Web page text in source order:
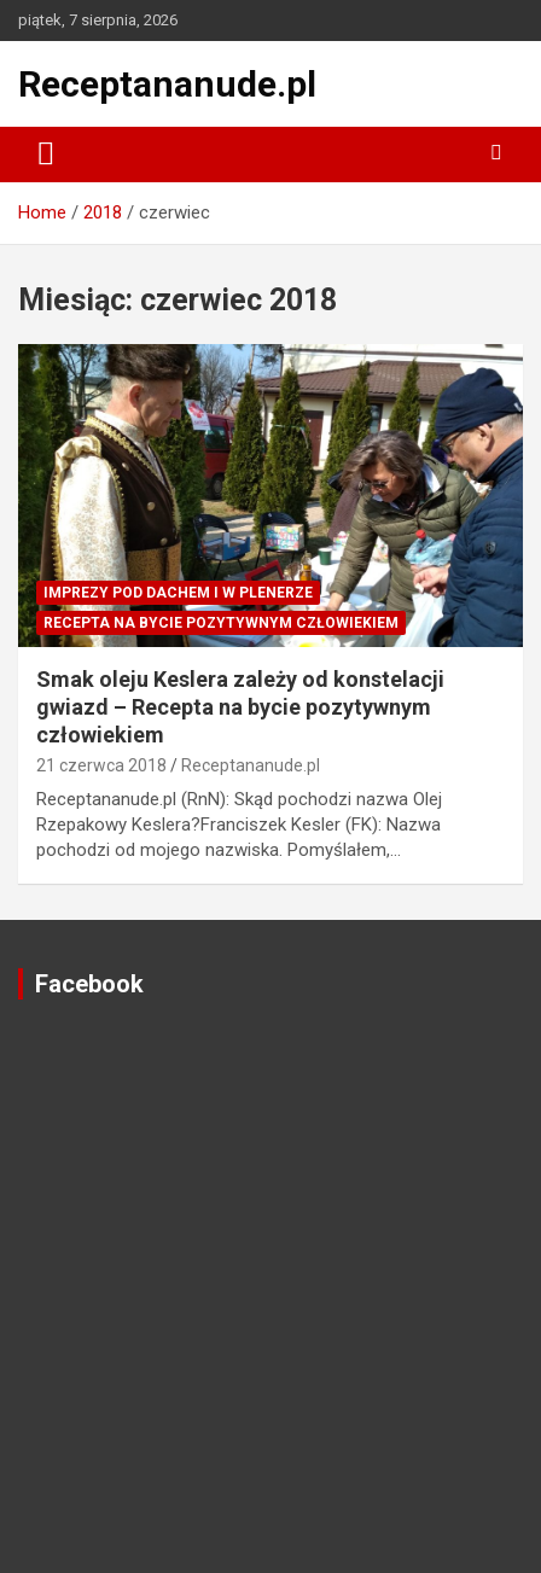
Skip
to
piątek, 7 sierpnia, 2026
Receptananude.pl
Home 2018 czerwiec
Miesiąc: czerwiec 2018
IMPREZY POD DACHEM I W PLENERZE
RECEPTA NA BYCIE POZYTYWNYM CZŁOWIEKIEM
Smak oleju Keslera zależy od konstelacji
gwiazd – Recepta na bycie pozytywnym
człowiekiem
21 czerwca 2018 Receptananude.pl
Receptananude.pl (RnN): Skąd pochodzi nazwa Olej
Rzepakowy Keslera?Franciszek Kesler (FK): Nazwa
pochodzi od mojego nazwiska. Pomyślałem,…
Facebook